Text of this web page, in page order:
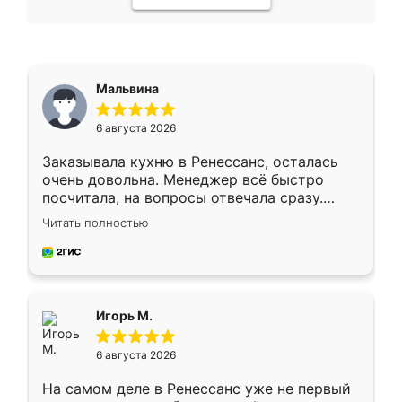
Мальвина
6 августа 2026
Заказывала кухню в Ренессанс, осталась
очень довольна. Менеджер всё быстро
посчитала, на вопросы отвечала сразу.
Замерщик приехал в субботу, подошёл к
делу со всей ответственностью. Собрали
за день, ребята работали аккуратно, даже
Читать полностью
Игорь М.
6 августа 2026
На самом деле в Ренессанс уже не первый